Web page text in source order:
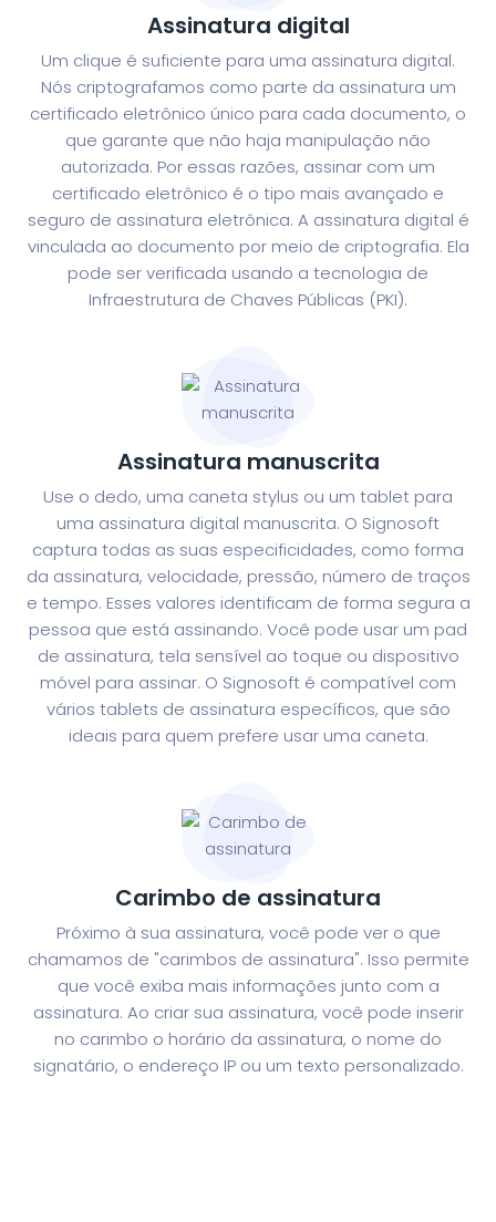
Assinatura digital
Um clique é suficiente para uma assinatura digital.
Nós criptografamos como parte da assinatura um
certificado eletrônico único para cada documento, o
que garante que não haja manipulação não
autorizada. Por essas razões, assinar com um
certificado eletrônico é o tipo mais avançado e
seguro de assinatura eletrônica. A assinatura digital é
vinculada ao documento por meio de criptografia. Ela
pode ser verificada usando a tecnologia de
Infraestrutura de Chaves Públicas (PKI).
Assinatura manuscrita
Use o dedo, uma caneta stylus ou um tablet para
uma assinatura digital manuscrita. O Signosoft
captura todas as suas especificidades, como forma
da assinatura, velocidade, pressão, número de traços
e tempo. Esses valores identificam de forma segura a
pessoa que está assinando. Você pode usar um pad
de assinatura, tela sensível ao toque ou dispositivo
móvel para assinar. O Signosoft é compatível com
vários tablets de assinatura específicos, que são
ideais para quem prefere usar uma caneta.
Carimbo de assinatura
Próximo à sua assinatura, você pode ver o que
chamamos de "carimbos de assinatura". Isso permite
que você exiba mais informações junto com a
assinatura. Ao criar sua assinatura, você pode inserir
no carimbo o horário da assinatura, o nome do
signatário, o endereço IP ou um texto personalizado.